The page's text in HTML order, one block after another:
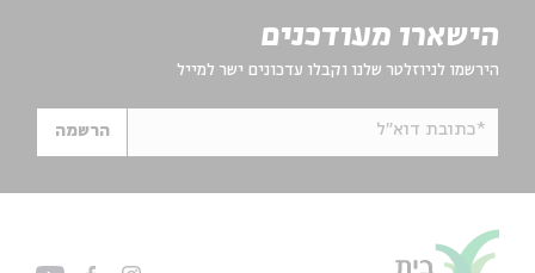
הישארו מעודכנים
הירשמו לניוזלטר שלנו וקבלו עדכונים ישר למייל
*כתובת דוא"ל הרשמה